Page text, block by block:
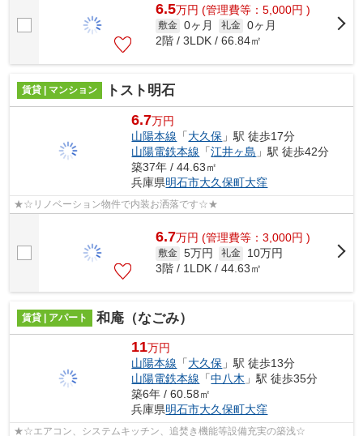
6.5万円 (管理費等：5,000円 )
敷金 0ヶ月 礼金 0ヶ月
2階 / 3LDK / 66.84㎡
賃貸 | マンション トスト明石
6.7万円
山陽本線 「大久保 」駅 徒歩17分
山陽電鉄本線 「江井ヶ島 」駅 徒歩42分
築37年 / 44.63㎡
兵庫県明石市大久保町大窪
★☆リノベーション物件で内装お洒落です☆★
6.7万円 (管理費等：3,000円 )
敷金 5万円 礼金
10万円
3階 / 1LDK / 44.63㎡
賃貸 | アパート 和庵（なごみ）
11万円
山陽本線 「大久保 」駅 徒歩13分
山陽電鉄本線 「中八木 」駅 徒歩35分
築6年 / 60.58㎡
兵庫県明石市大久保町大窪
★☆エアコン、システムキッチン、追焚き機能等設備充実の築浅☆